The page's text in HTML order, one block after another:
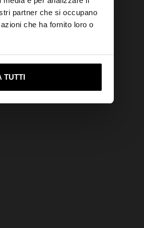
partner che si occupano
che ha fornito loro o
TUTTI
su United States